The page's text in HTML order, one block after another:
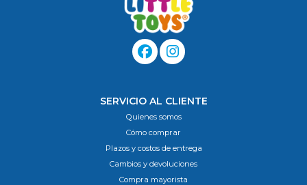
SERVICIO AL CLIENTE
Quienes somos
Cómo comprar
Plazos y costos de entrega
Cambios y devoluciones
Compra mayorista